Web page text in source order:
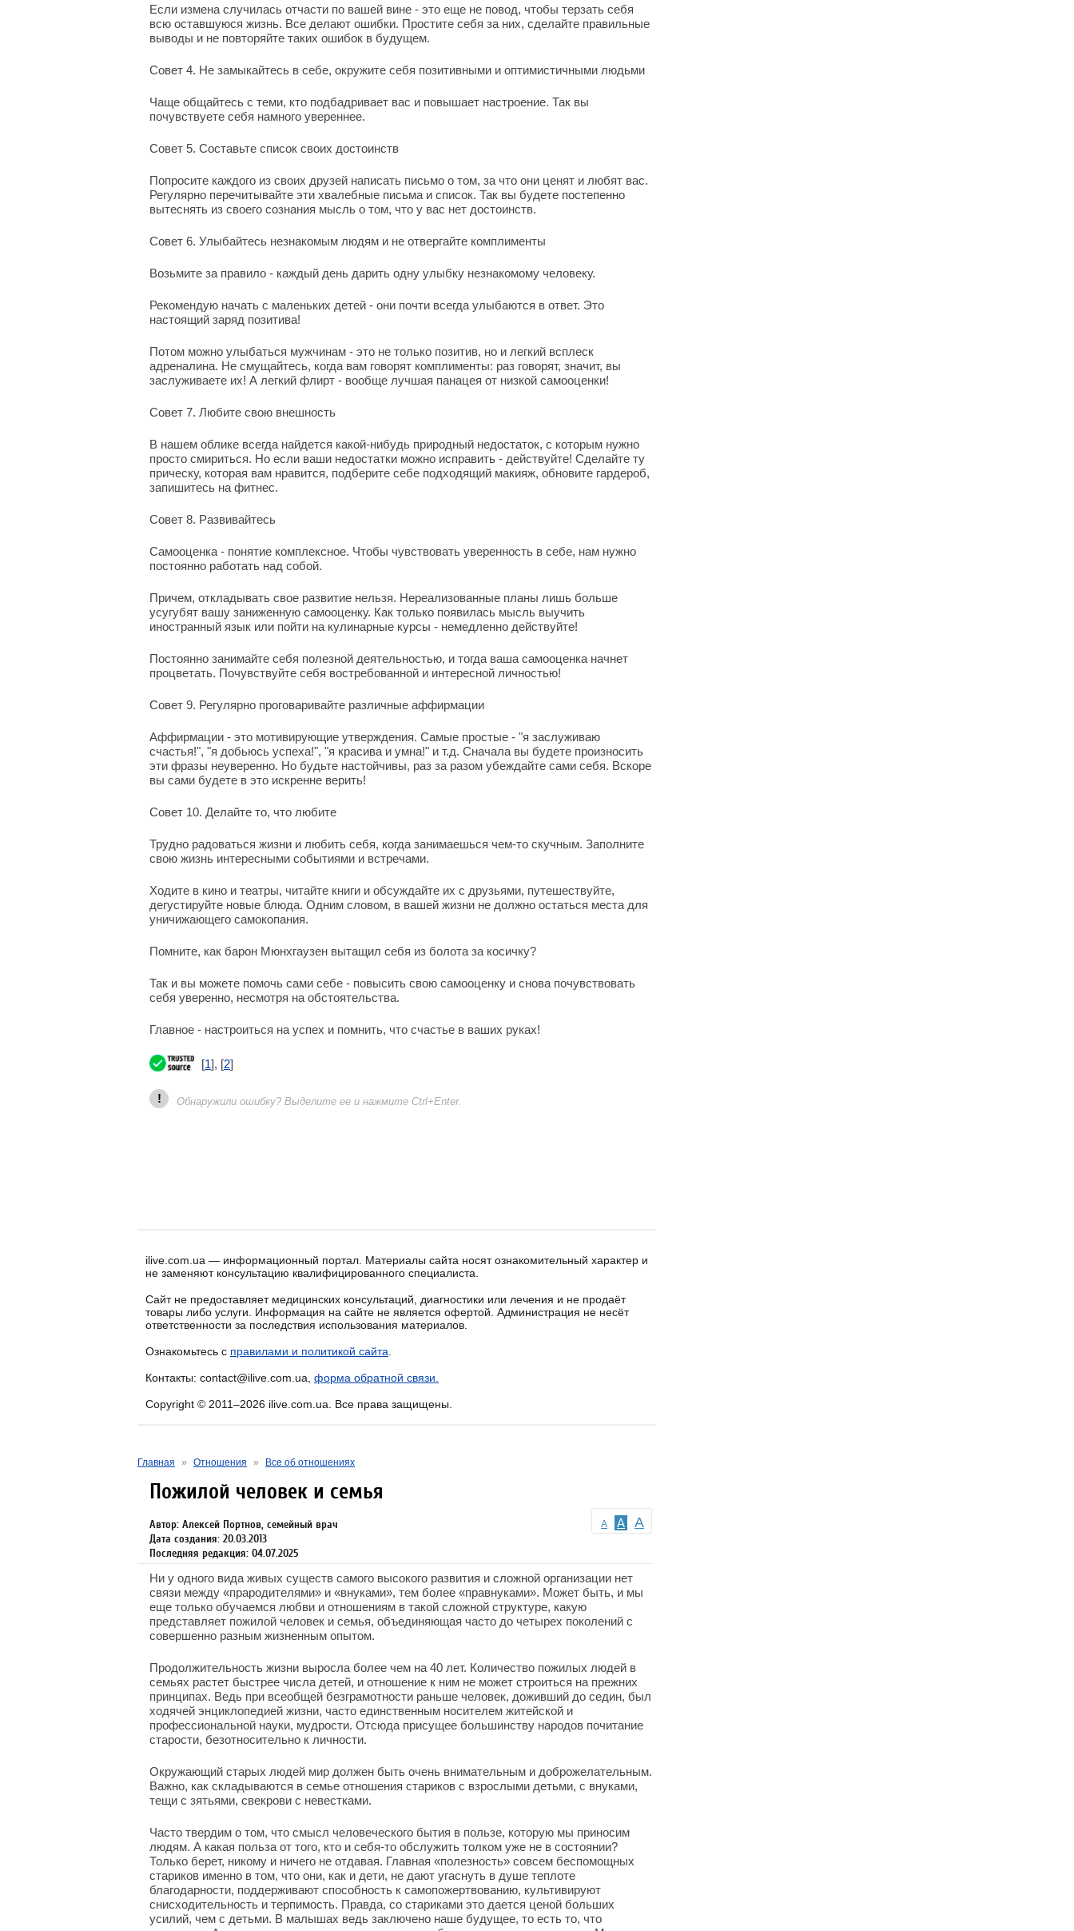
Если измена случилась отчасти по вашей вине - это еще не повод, чтобы терзать себя
всю оставшуюся жизнь. Все делают ошибки. Простите себя за них, сделайте правильные
выводы и не повторяйте таких ошибок в будущем.
Совет 4. Не замыкайтесь в себе, окружите себя позитивными и оптимистичными людьми
Чаще общайтесь с теми, кто подбадривает вас и повышает настроение. Так вы
почувствуете себя намного увереннее.
Совет 5. Составьте список своих достоинств
Попросите каждого из своих друзей написать письмо о том, за что они ценят и любят вас.
Регулярно перечитывайте эти хвалебные письма и список. Так вы будете постепенно
вытеснять из своего сознания мысль о том, что у вас нет достоинств.
Совет 6. Улыбайтесь незнакомым людям и не отвергайте комплименты
Возьмите за правило - каждый день дарить одну улыбку незнакомому человеку.
Рекомендую начать с маленьких детей - они почти всегда улыбаются в ответ. Это
настоящий заряд позитива!
Потом можно улыбаться мужчинам - это не только позитив, но и легкий всплеск
адреналина. Не смущайтесь, когда вам говорят комплименты: раз говорят, значит, вы
заслуживаете их! А легкий флирт - вообще лучшая панацея от низкой самооценки!
Совет 7. Любите свою внешность
В нашем облике всегда найдется какой-нибудь природный недостаток, с которым нужно
просто смириться. Но если ваши недостатки можно исправить - действуйте! Сделайте ту
прическу, которая вам нравится, подберите себе подходящий макияж, обновите гардероб,
запишитесь на фитнес.
Совет 8. Развивайтесь
Самооценка - понятие комплексное. Чтобы чувствовать уверенность в себе, нам нужно
постоянно работать над собой.
Причем, откладывать свое развитие нельзя. Нереализованные планы лишь больше
усугубят вашу заниженную самооценку. Как только появилась мысль выучить
иностранный язык или пойти на кулинарные курсы - немедленно действуйте!
Постоянно занимайте себя полезной деятельностью, и тогда ваша самооценка начнет
процветать. Почувствуйте себя востребованной и интересной личностью!
Совет 9. Регулярно проговаривайте различные аффирмации
Аффирмации - это мотивирующие утверждения. Самые простые - "я заслуживаю
счастья!", "я добьюсь успеха!", "я красива и умна!" и т.д. Сначала вы будете произносить
эти фразы неуверенно. Но будьте настойчивы, раз за разом убеждайте сами себя. Вскоре
вы сами будете в это искренне верить!
Совет 10. Делайте то, что любите
Трудно радоваться жизни и любить себя, когда занимаешься чем-то скучным. Заполните
свою жизнь интересными событиями и встречами.
Ходите в кино и театры, читайте книги и обсуждайте их с друзьями, путешествуйте,
дегустируйте новые блюда. Одним словом, в вашей жизни не должно остаться места для
уничижающего самокопания.
Помните, как барон Мюнхгаузен вытащил себя из болота за косичку?
Так и вы можете помочь сами себе - повысить свою самооценку и снова почувствовать
себя уверенно, несмотря на обстоятельства.
Главное - настроиться на успех и помнить, что счастье в ваших руках!
[1], [2]
! Обнаружили ошибку? Выделите ее и нажмите Ctrl+Enter.
ilive.com.ua — информационный портал. Материалы сайта носят ознакомительный характер и
не заменяют консультацию квалифицированного специалиста.
Сайт не предоставляет медицинских консультаций, диагностики или лечения и не продаёт
товары либо услуги. Информация на сайте не является офертой. Администрация не несёт
ответственности за последствия использования материалов.
Ознакомьтесь с правилами и политикой сайта
Контакты: contact@ilive.com.ua, форма обратной связи.
Copyright © 2011–2026 ilive.com.ua. Все права защищены.
Главная » Отношения » Все об отношениях
A A A
Пожилой человек и семья
Автор: Алексей Портнов, семейный врач
Дата создания: 20.03.2013
Последняя редакция: 04.07.2025
Ни у одного вида живых существ самого высокого развития и сложной организации нет
связи между «прародителями» и «внуками», тем более «правнуками». Может быть, и мы
еще только обучаемся любви и отношениям в такой сложной структуре, какую
представляет пожилой человек и семья, объединяющая часто до четырех поколений с
совершенно разным жизненным опытом.
Продолжительность жизни выросла более чем на 40 лет. Количество пожилых людей в
семьях растет быстрее числа детей, и отношение к ним не может строиться на прежних
принципах. Ведь при всеобщей безграмотности раньше человек, доживший до седин, был
ходячей энциклопедией жизни, часто единственным носителем житейской и
профессиональной науки, мудрости. Отсюда присущее большинству народов почитание
старости, безотносительно к личности.
Окружающий старых людей мир должен быть очень внимательным и доброжелательным.
Важно, как складываются в семье отношения стариков с взрослыми детьми, с внуками,
тещи с зятьями, свекрови с невестками.
Часто твердим о том, что смысл человеческого бытия в пользе, которую мы приносим
людям. А какая польза от того, кто и себя-то обслужить толком уже не в состоянии?
Только берет, никому и ничего не отдавая. Главная «полезность» совсем беспомощных
стариков именно в том, что они, как и дети, не дают угаснуть в душе теплоте
благодарности, поддерживают способность к самопожертвованию, культивируют
снисходительность и терпимость. Правда, со стариками это дается ценой больших
усилий, чем с детьми. В малышах ведь заключено наше будущее, то есть то, что